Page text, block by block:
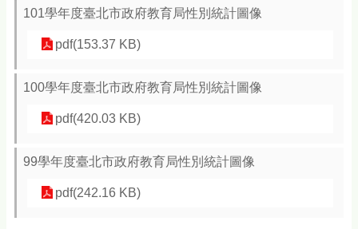
101學年度臺北市政府教育局性別統計圖像
pdf(153.37 KB)
100學年度臺北市政府教育局性別統計圖像
pdf(420.03 KB)
99學年度臺北市政府教育局性別統計圖像
pdf(242.16 KB)